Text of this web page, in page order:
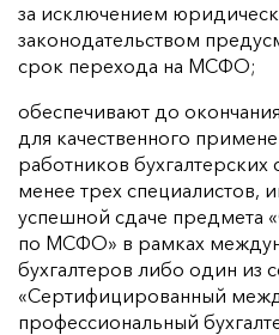
за исключением
законодательством
срок перехода на МСФО;
обеспечивают до
для качественного
работников бухгалтерских
менее трех
успешной сдаче предмета
по МСФО» в рамках
бухгалтеров либо один из
«Сертифицированный
профессиональный